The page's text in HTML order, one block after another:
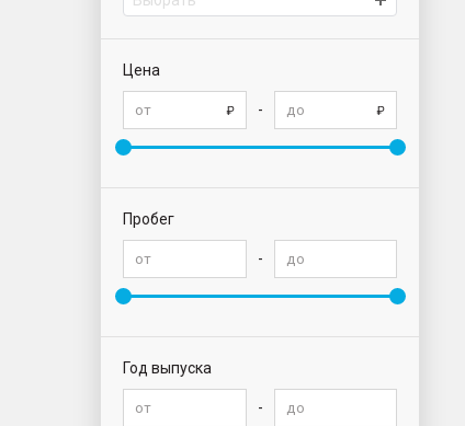
Цена
-
Пробег
-
Год выпуска
-